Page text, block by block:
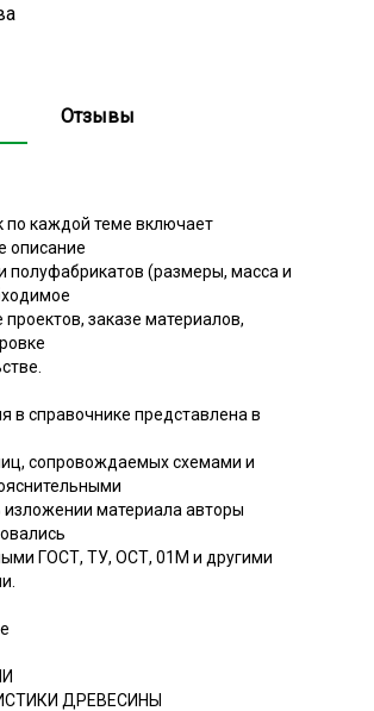
Отзывы
по каждой теме включает
описание
полуфабрикатов (размеры, масса и
проектов, заказе материалов,
в справочнике представлена в
сопровождаемых схемами и
изложении материала авторы
ГОСТ, ТУ, ОСТ, 01М и другими
ДРЕВЕСИНЫ